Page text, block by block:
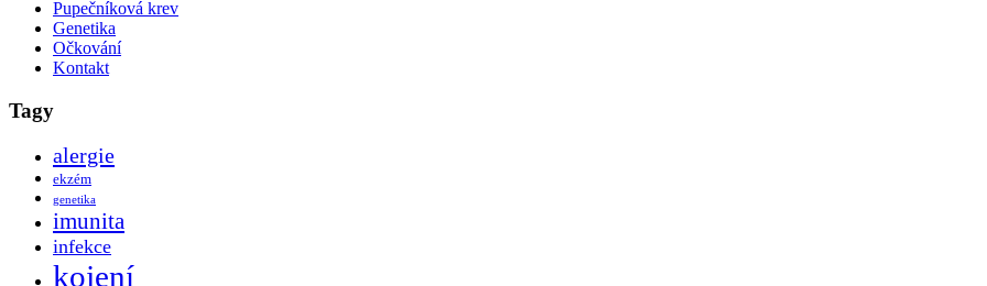
Pupečníková krev
Genetika
Očkování
Kontakt
Tagy
alergie
ekzém
genetika
imunita
infekce
kojení